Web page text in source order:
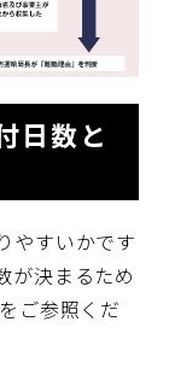
日数と
やすいかです
が決まるため
ご参照くだ